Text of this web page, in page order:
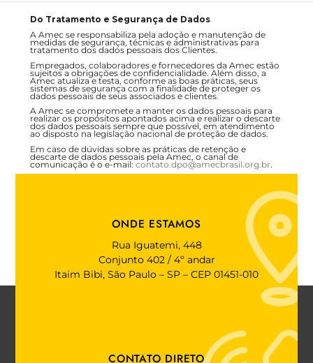
Do Tratamento e Segurança de Dados
A Amec se responsabiliza pela adoção e manutenção de
medidas de segurança, técnicas e administrativas para
tratamento dos dados pessoais dos Clientes.
Empregados, colaboradores e fornecedores da Amec estão
sujeitos a obrigações de confidencialidade. Além disso, a
Amec atualiza e testa, conforme as boas práticas, seus
sistemas de segurança com a finalidade de proteger os
dados pessoais de seus associados e clientes.
A Amec se compromete a manter os dados pessoais para
realizar os propósitos apontados acima e realizar o descarte
dos dados pessoais sempre que possível, em atendimento
ao disposto na legislação nacional de proteção de dados.
Em caso de dúvidas sobre as práticas de retenção e
descarte de dados pessoais pela Amec, o canal de
comunicação é o e-mail: contato.dpo@amecbrasil.org.br.
ONDE ESTAMOS
Rua Iguatemi, 448
Conjunto 402 / 4º andar
Itaim Bibi, São Paulo – SP – CEP 01451-010
CONTATO DIRETO